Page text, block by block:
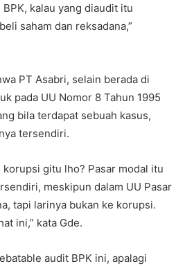
kalau yang diaudit itu
saham dan reksadana,”
PT Asabri, selain berada di
pada UU Nomor 8 Tahun 1995
bila terdapat sebuah kasus,
tersendiri.
korupsi gitu lho? Pasar modal itu
meskipun dalam UU Pasar
tapi larinya bukan ke korupsi.
ini,” kata Gde.
audit BPK ini, apalagi